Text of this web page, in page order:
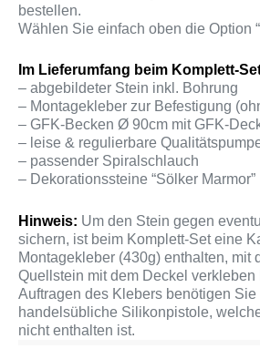
bestellen.
Wählen Sie einfach oben die Option
Im Lieferumfang beim Komplett-
– abgebildeter Stein inkl. Bohrung
– Montagekleber zur Befestigung
– GFK-Becken Ø 90cm mit GFK-
– leise & regulierbare
– passender Spiralschlauch
– Dekorationssteine “Sölker Marmor”
Hinweis: Um den Stein gegen
sichern, ist beim Komplett-Set eine
Montagekleber (430g) enthalten, mit
Quellstein mit dem Deckel verkleben
Auftragen des Klebers benötigen Sie
handelsübliche Silikonpistole,
nicht enthalten ist.